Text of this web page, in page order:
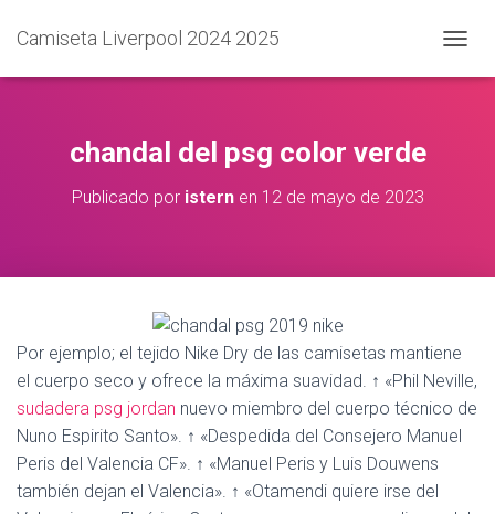
Camiseta Liverpool 2024 2025
A
A
V
E
G
A
chandal del psg color verde
Publicado por isternen 12 de mayo de 2023
Por ejemplo; el tejido Nike Dry de las camisetas mantiene
el cuerpo seco y ofrece la máxima suavidad. ↑ «Phil Neville,
sudadera psg jordan nuevo miembro del cuerpo técnico de
Nuno Espirito Santo». ↑ «Despedida del Consejero Manuel
Peris del Valencia CF». ↑ «Manuel Peris y Luis Douwens
también dejan el Valencia». ↑ «Otamendi quiere irse del